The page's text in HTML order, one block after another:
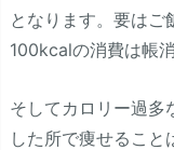
となります。要はご
100kcalの消費は帳
そしてカロリー過多
した所で痩せること